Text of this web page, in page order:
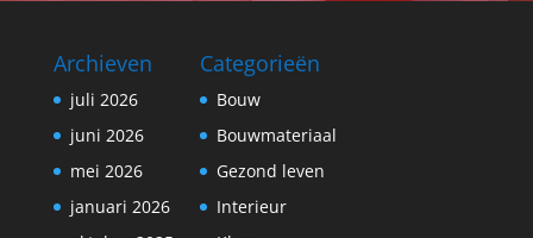
Archieven
juli 2026
juni 2026
mei 2026
januari 2026
Categorieën
Bouw
Bouwmateriaal
Gezond leven
Interieur